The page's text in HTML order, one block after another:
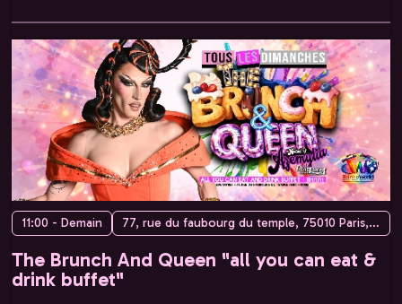
11:00 - Demain 77, rue du faubourg du temple, 75010 Paris, France
The Brunch And Queen "all you can eat &
drink buffet"